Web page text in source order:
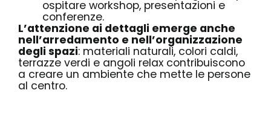
ospitare workshop, presentazioni e
conferenze.
L’attenzione ai dettagli emerge anche
nell’arredamento e nell’organizzazione
degli spazi: materiali naturali, colori caldi,
terrazze verdi e angoli relax contribuiscono
a creare un ambiente che mette le persone
al centro.